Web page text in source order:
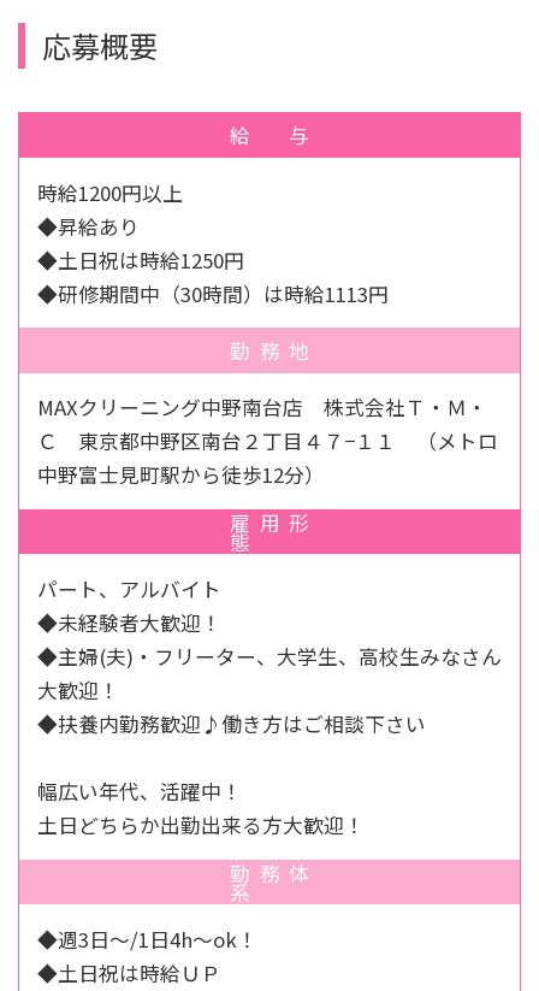
応募概要
給与
時給1200円以上
◆昇給あり
◆土日祝は時給1250円
◆研修期間中（30時間）は時給1113円
勤務地
MAXクリーニング中野南台店 株式会社Ｔ・Ｍ・
Ｃ 東京都中野区南台２丁目４７−１１ （メトロ
中野富士見町駅から徒歩12分）
雇用形
態
パート、アルバイト
◆未経験者大歓迎！
◆主婦(夫)・フリーター、大学生、高校生みなさん
大歓迎！
◆扶養内勤務歓迎♪働き方はご相談下さい
幅広い年代、活躍中！
土日どちらか出勤出来る方大歓迎！
勤務体
系
◆週3日～/1日4h～ok！
◆土日祝は時給ＵＰ